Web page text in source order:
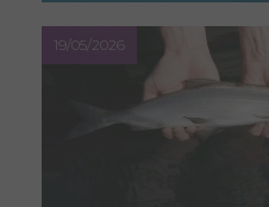
19/05/2026